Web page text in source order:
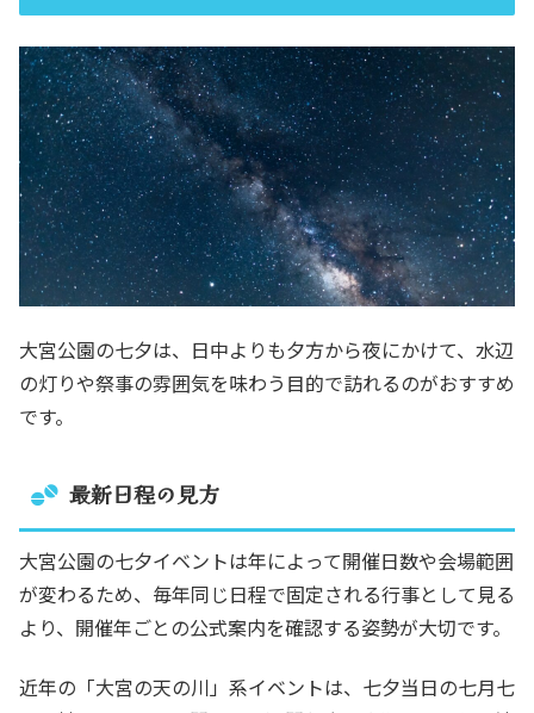
大宮公園の七夕は、日中よりも夕方から夜にかけて、水辺
の灯りや祭事の雰囲気を味わう目的で訪れるのがおすすめ
です。
最新日程の見方
大宮公園の七夕イベントは年によって開催日数や会場範囲
が変わるため、毎年同じ日程で固定される行事として見る
より、開催年ごとの公式案内を確認する姿勢が大切です。
近年の「大宮の天の川」系イベントは、七夕当日の七月七